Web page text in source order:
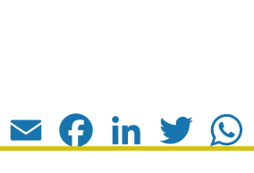
Email FacebookLinkedIn Twitter